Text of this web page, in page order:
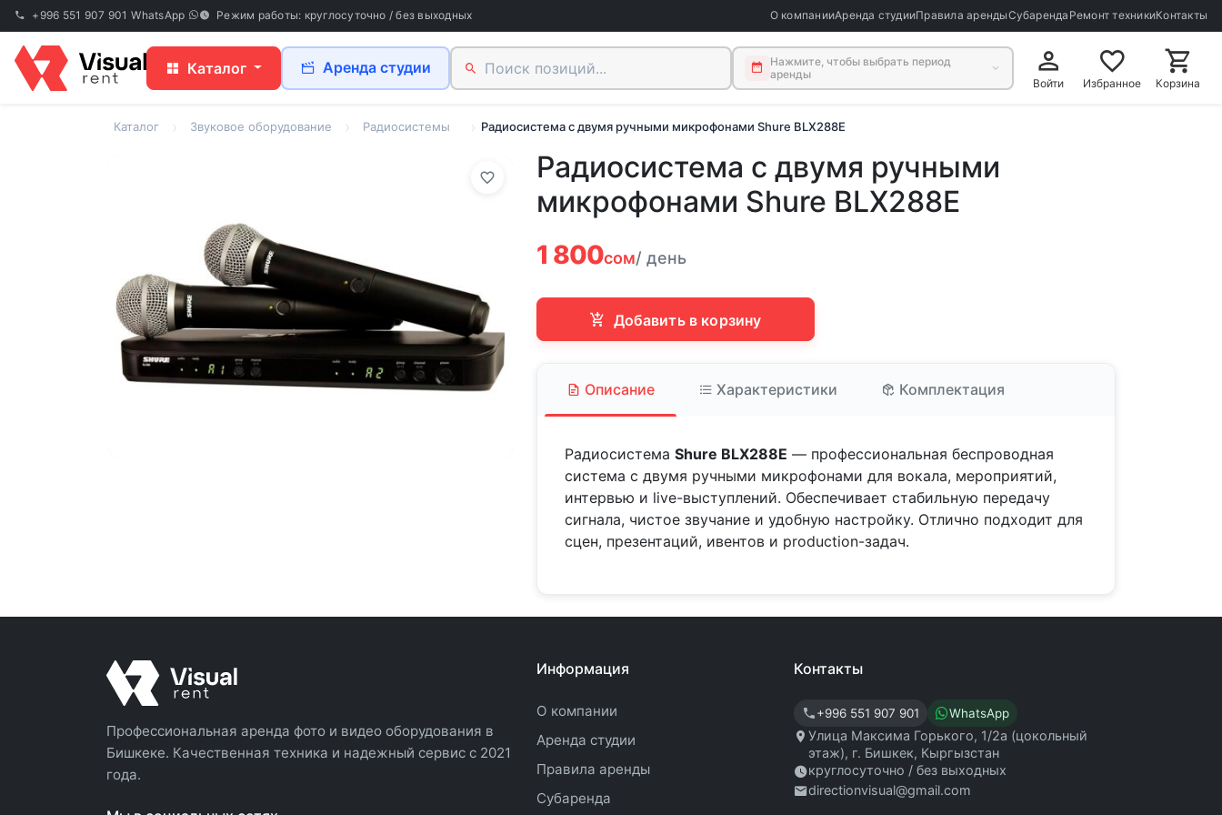
+996 551 907 901 WhatsApp Режим работы: круглосуточно / без выходных О компанииАренда студииПравила арендыСубаренда Ремонт техникиКонтакты
Каталог Аренда студии
Нажмите, чтобы выбрать период
аренды
Войти Избранное Корзина
Каталог Звуковое оборудование Радиосистемы Радиосистема с двумя ручными микрофонами Shure BLX288E
Радиосистема с двумя ручными
микрофонами Shure BLX288E
1 800сом/ день
Добавить в корзину
Описание Характеристики Комплектация
Радиосистема Shure BLX288E — профессиональная беспроводная
система с двумя ручными микрофонами для вокала, мероприятий,
интервью и live-выступлений. Обеспечивает стабильную передачу
сигнала, чистое звучание и удобную настройку. Отлично подходит для
сцен, презентаций, ивентов и production-задач.
Профессиональная аренда фото и видео оборудования в
Бишкеке. Качественная техника и надежный сервис с 2021
года.
Информация
О компании
Аренда студии
Правила аренды
Субаренда
Контакты
+996 551 907 901 WhatsApp
Улица Максима Горького, 1/2а (цокольный
этаж), г. Бишкек, Кыргызстан
круглосуточно / без выходных
directionvisual@gmail.com